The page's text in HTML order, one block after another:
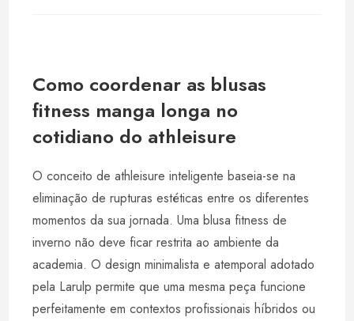
Como coordenar as blusas
fitness manga longa no
cotidiano do athleisure
O conceito de athleisure inteligente baseia-se na
eliminação de rupturas estéticas entre os diferentes
momentos da sua jornada. Uma blusa fitness de
inverno não deve ficar restrita ao ambiente da
academia. O design minimalista e atemporal adotado
pela Larulp permite que uma mesma peça funcione
perfeitamente em contextos profissionais híbridos ou